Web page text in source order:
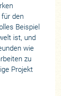
den
Beispiel
ist, und
wie
zu
Projekt